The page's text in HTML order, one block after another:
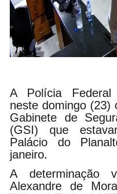
A Polícia Federal
neste domingo (23)
Gabinete de
(GSI) que
Palácio do
janeiro.
A determinação
Alexandre de